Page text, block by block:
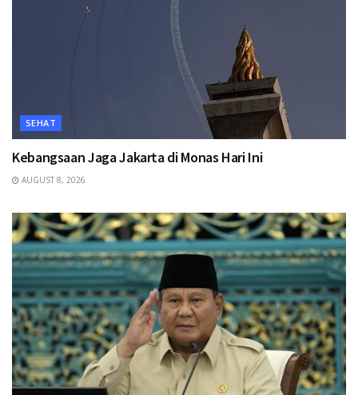
SEHAT
Kebangsaan Jaga Jakarta di Monas Hari Ini
AUGUST 8, 2026